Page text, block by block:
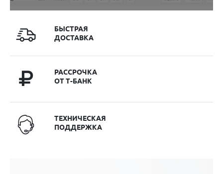
БЫСТРАЯ
ДОСТАВКА
РАССРОЧКА
ОТ Т-БАНК
ТЕХНИЧЕСКАЯ
ПОДДЕРЖКА